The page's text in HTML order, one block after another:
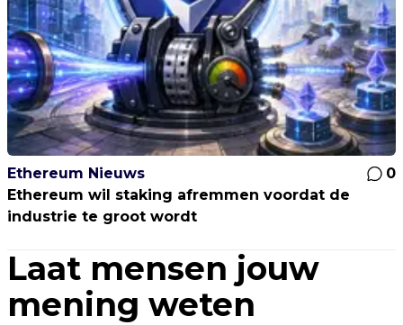
Ethereum Nieuws
0
Ethereum wil staking afremmen voordat de
industrie te groot wordt
Laat mensen jouw
mening weten